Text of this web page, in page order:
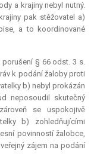
a krajiny nebyl nutný.
pak stěžovatel a)
a to koordinované
§ 66 odst. 3 s.
k podání žaloby proti
b) nebyl prokázán
neposoudil skutečný
se uspokojivě
b) zohledňujícími
povinností žalobce,
zájem na podání